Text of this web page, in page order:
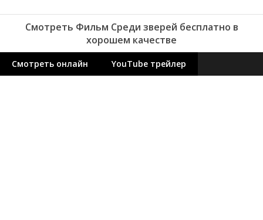
Смотреть Фильм Среди зверей бесплатно в
хорошем качестве
Смотреть онлайн YouTube трейлер